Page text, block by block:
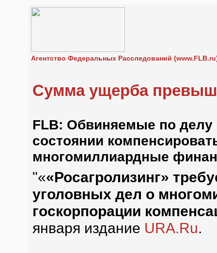
Агентство Федеральных Расследований
Сумма ущерба
FLB: Обвиняемые по делу
состоянии
многомиллиардные
"««Росагролизинг»
уголовных дел о
госкорпорации
января издание URA.Ru.